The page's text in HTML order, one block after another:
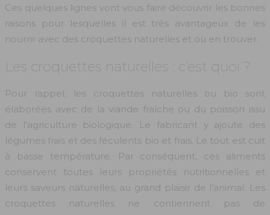
Ces quelques lignes vont vous faire découvrir les bonnes
raisons pour lesquelles il est très avantageux de les
nourrir avec des croquettes naturelles et où en trouver.
Les croquettes naturelles : c’est quoi ?
Pour rappel, les croquettes naturelles ou bio sont
élaborées avec de la viande fraîche ou du poisson issu
de l’agriculture biologique. Le fabricant y ajoute des
légumes frais et des féculents bio et frais. Le tout est cuit
à basse température. Par conséquent, ces aliments
conservent toutes leurs propriétés nutritionnelles et
leurs saveurs naturelles, au grand plaisir de l’animal. Les
croquettes naturelles ne contiennent pas de